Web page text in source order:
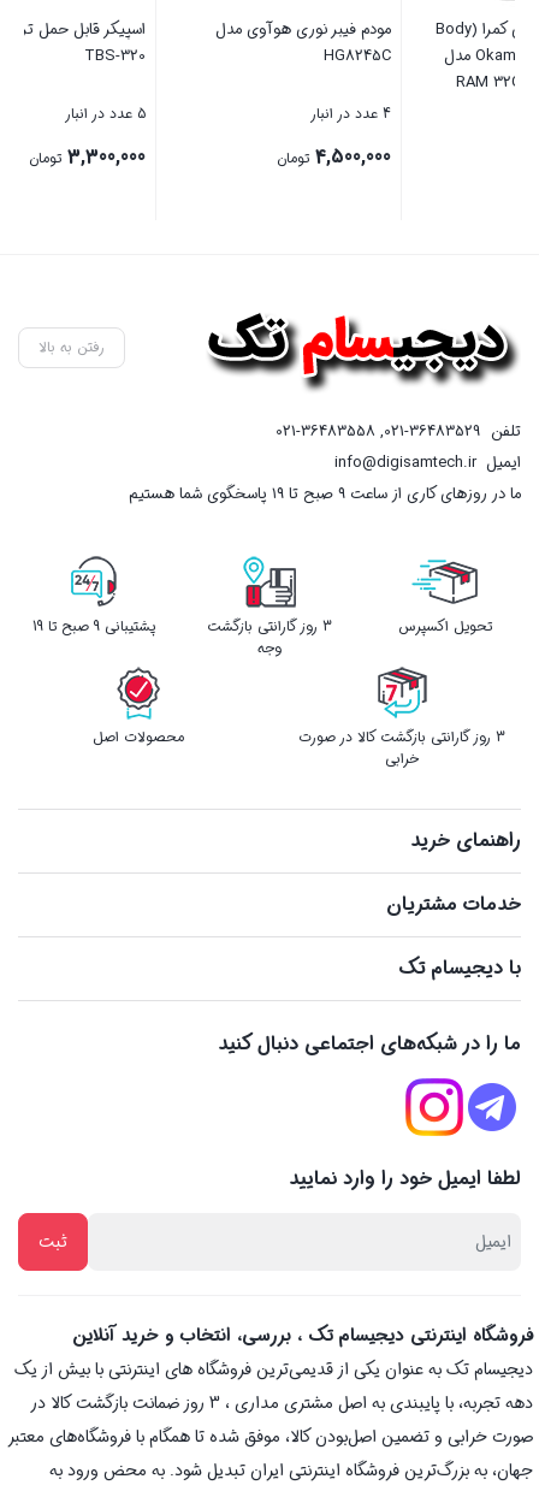
مودم فیبر نوری هوآوی مدل
HG8245C
تومان
اسپیکر قابل حمل تراست مدل
تومان
رفتن به بالا
تلفن 021-36483529
,
021-36483558
ایمیلinfo@digisamtech.ir
ما در روزهای کاری از ساعت ۹ صبح تا ۱۹ پاسخگوی شما هستیم
تحویل اکسپرس
3 روز گارانتی بازگشت
وجه
پشتیبانی 9 صبح تا 19
3 روز گارانتی بازگشت کالا در صورت
خرابی
محصولات اصل
راهنمای خرید
خدمات مشتریان
با دیجیسام تک
ما را در شبکه‌های اجتماعی دنبال کنید
لطفا ایمیل خود را وارد نمایید
فروشگاه اینترنتی دیجیسام تک ، بررسی، انتخاب و خرید آنلاین
دیجیسام تک به عنوان یکی از قدیمی‌ترین فروشگاه های اینترنتی با بیش از یک
دهه تجربه، با پایبندی به اصل مشتری مداری ، 3 روز ضمانت بازگشت کالا در
صورت خرابی و تضمین اصل‌بودن کالا، موفق شده تا همگام با فروشگاه‌های معتبر
جهان، به بزرگ‌ترین فروشگاه اینترنتی ایران تبدیل شود. به محض ورود به